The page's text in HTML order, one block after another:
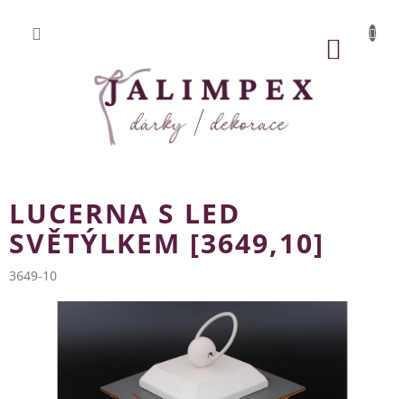
obsah
LUCERNA S LED
SVĚTÝLKEM [3649,10]
3649-10